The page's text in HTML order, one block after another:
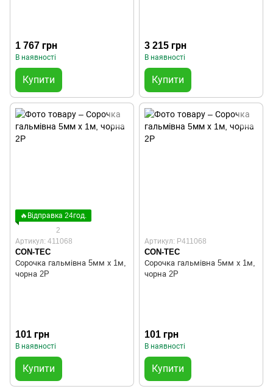
1 767 грн
В наявності
Купити
3 215 грн
В наявності
Купити
🔥Відправка 24год.
2
Артикул: 411068
CON-TEC
Сорочка гальмівна 5мм х 1м,
чорна 2P
101 грн
В наявності
Купити
Артикул: P411068
CON-TEC
Сорочка гальмівна 5мм х 1м,
чорна 2P
101 грн
В наявності
Купити